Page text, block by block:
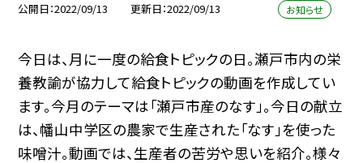
公開日 2022/09/13 更新日 2022/09/13 お知らせ
今日は、月に一度の給食トピックの日。瀬戸市内の栄
養教諭が協力して給食トピックの動画を作成してい
ます。今月のテーマは「瀬戸市産のなす」。今日の献立
は、幡山中学区の農家で生産された「なす」を使った
味噌汁。動画では、生産者の苦労や思いを紹介。様々